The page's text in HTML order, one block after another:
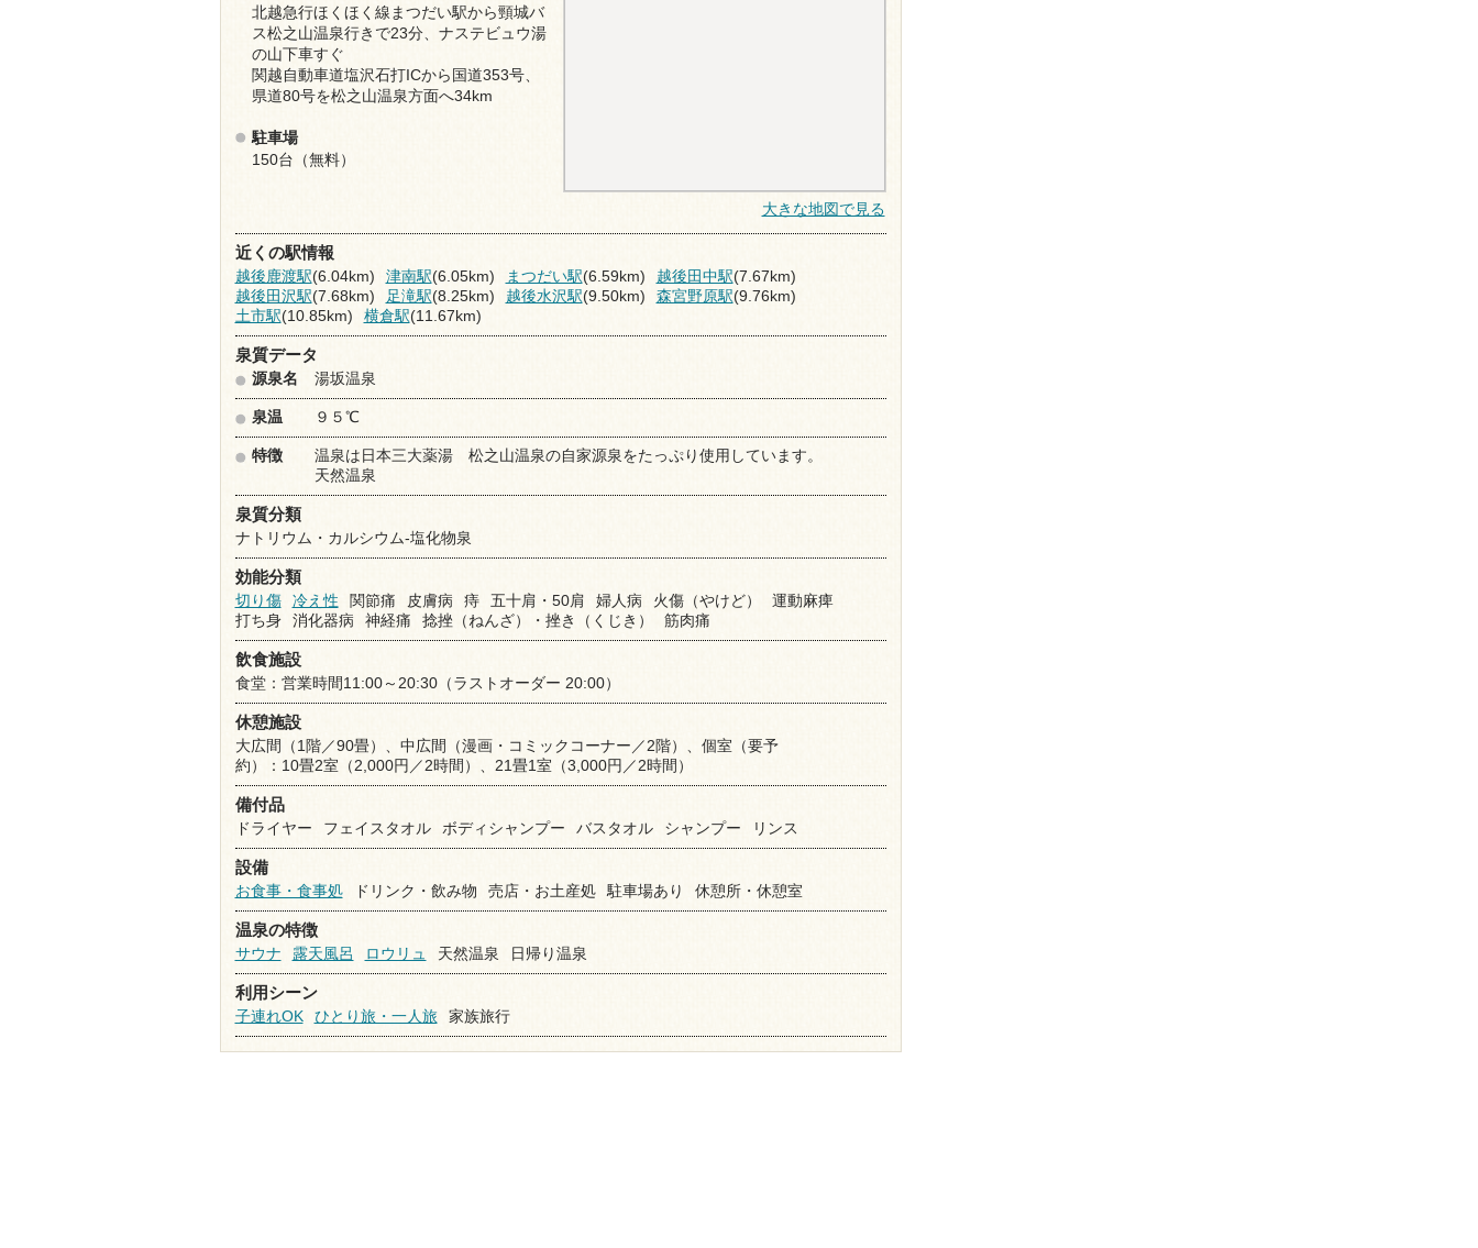
北越急行ほくほく線まつだい駅から頸城バ
ス松之山温泉行きで23分、ナステビュウ湯
の山下車すぐ
関越自動車道塩沢石打ICから国道353号、
県道80号を松之山温泉方面へ34km
駐車場
150台（無料）
大きな地図で見る
近くの駅情報
越後鹿渡駅(6.04km) 津南駅(6.05km) まつだい駅(6.59km) 越後田中駅(7.67km)
越後田沢駅(7.68km) 足滝駅(8.25km) 越後水沢駅(9.50km) 森宮野原駅(9.76km)
土市駅(10.85km) 横倉駅(11.67km)
泉質データ
源泉名
湯坂温泉
泉温 ９５℃
特徴
温泉は日本三大薬湯 松之山温泉の自家源泉をたっぷり使用しています。
天然温泉
泉質分類
ナトリウム・カルシウム-塩化物泉
効能分類
切り傷
冷え性 関節痛 皮膚病 痔 五十肩・50肩 婦人病 火傷（やけど）
運動麻痺
打ち身
消化器病 神経痛 捻挫（ねんざ）・挫き（くじき） 筋肉痛
飲食施設
食堂：営業時間11:00～20:30（ラストオーダー 20:00）
休憩施設
大広間（1階／90畳）、中広間（漫画・コミックコーナー／2階）、個室（要予
約）：10畳2室（2,000円／2時間）、21畳1室（3,000円／2時間）
備付品
ドライヤー
フェイスタオル ボディシャンプー バスタオル シャンプー リンス
設備
お食事・食事処
ドリンク・飲み物 売店・お土産処 駐車場あり 休憩所・休憩室
温泉の特徴
サウナ
露天風呂 ロウリュ 天然温泉 日帰り温泉
利用シーン
子連れOK
ひとり旅・一人旅 家族旅行